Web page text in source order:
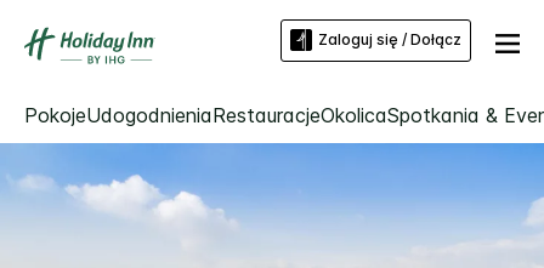
Zaloguj się / Dołącz
PokojeUdogodnieniaRestauracjeOkolicaSpotkania &